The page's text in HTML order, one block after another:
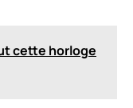
cette horloge